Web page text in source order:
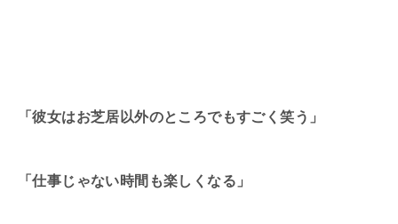
「彼女はお芝居以外のところでもすごく笑う」
「仕事じゃない時間も楽しくなる」